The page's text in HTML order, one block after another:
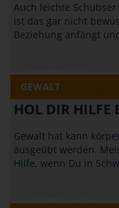
Auch leichte
ist das gar nicht
Beziehung anfängt
GEWALT
HOL DIR HILFE
Gewalt hat kann
ausgeübt werden.
Hilfe, wenn Du in